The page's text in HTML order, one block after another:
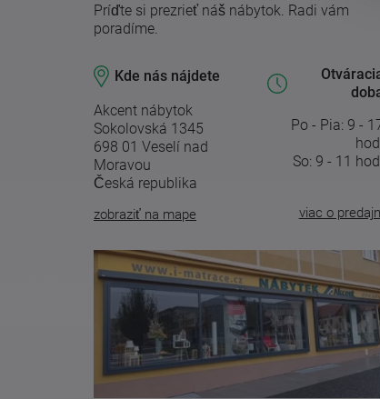
Príďte si prezrieť náš nábytok. Radi vám
poradíme.
Kde nás nájdete
Akcent nábytok
Sokolovská 1345
698 01 Veselí nad
Moravou
Česká republika
zobraziť na mape
Po - Pia: 9 -
hod.
So: 9 - 11 hod.
viac o